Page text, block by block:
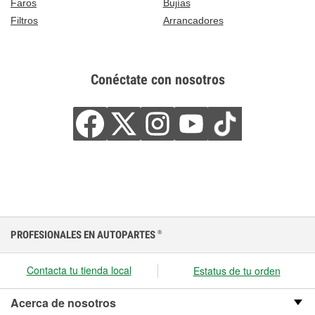
Faros
Bujías
Filtros
Arrancadores
Conéctate con nosotros
PROFESIONALES EN AUTOPARTES ®
Contacta tu tienda local Estatus de tu orden
Acerca de nosotros